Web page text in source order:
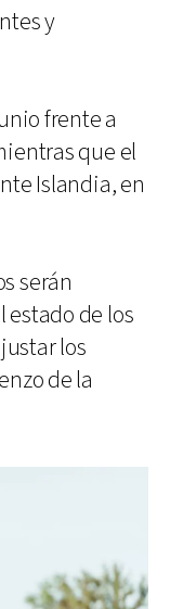
y
frente a
que el
Islandia, en
serán
de los
los
de la